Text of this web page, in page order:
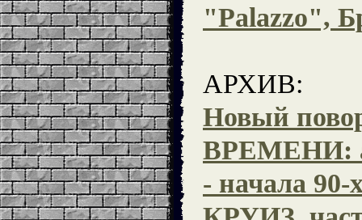
"Palazzo",
АРХИВ:
Новый
ВРЕМЕНИ:
- начала 90-